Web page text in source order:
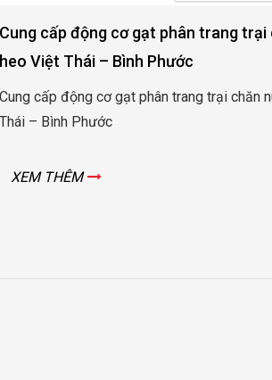
động cơ gạt phân trang trại chăn
Thái – Bình Phước
động cơ gạt phân trang trại chăn nuôi heo
Phước